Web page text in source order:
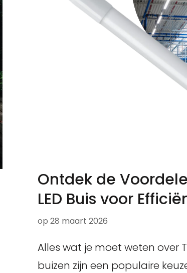
Ontdek de
LED Buis voor
op 28 maart 2026
Alles wat je moet weten over
buizen zijn een populaire